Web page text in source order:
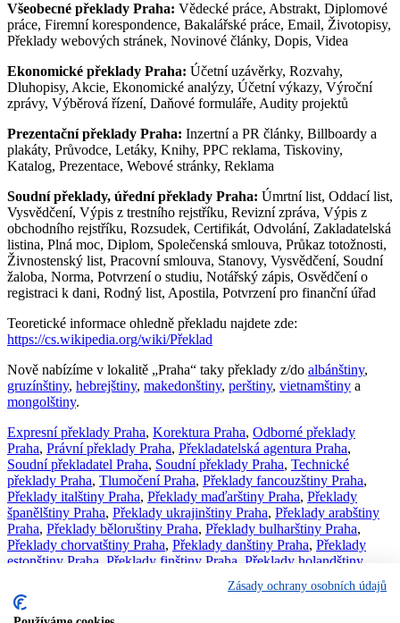
Všeobecné překlady Praha: Vědecké práce, Abstrakt, Diplomové
práce, Firemní korespondence, Bakalářské práce, Email, Životopisy,
Překlady webových stránek, Novinové články, Dopis, Videa
Ekonomické překlady Praha: Účetní uzávěrky, Rozvahy,
Dluhopisy, Akcie, Ekonomické analýzy, Účetní výkazy, Výroční
zprávy, Výběrová řízení, Daňové formuláře, Audity projektů
Prezentační překlady Praha: Inzertní a PR články, Billboardy a
plakáty, Průvodce, Letáky, Knihy, PPC reklama, Tiskoviny,
Katalog, Prezentace, Webové stránky, Reklama
Soudní překlady, úřední překlady Praha: Úmrtní list, Oddací list,
Vysvědčení, Výpis z trestního rejstříku, Revizní zpráva, Výpis z
obchodního rejstříku, Rozsudek, Certifikát, Odvolání, Zakladatelská
listina, Plná moc, Diplom, Společenská smlouva, Průkaz totožnosti,
Živnostenský list, Pracovní smlouva, Stanovy, Vysvědčení, Soudní
žaloba, Norma, Potvrzení o studiu, Notářský zápis, Osvědčení o
registraci k dani, Rodný list, Apostila, Potvrzení pro finanční úřad
Teoretické informace ohledně překladu najdete zde:
https://cs.wikipedia.org/wiki/Překlad
Nově nabízíme v lokalitě „Praha“ taky překlady z/do albánštiny,
gruzínštiny, hebrejštiny, makedonštiny, perštiny, vietnamštiny a
mongolštiny.
Expresní překlady Praha, Korektura Praha, Odborné překlady
Praha, Právní překlady Praha, Překladatelská agentura Praha,
Soudní překladatel Praha, Soudní překlady Praha, Technické
překlady Praha, Tlumočení Praha, Překlady fancouzštiny Praha,
Překlady italštiny Praha, Překlady maďarštiny Praha, Překlady
španělštiny Praha, Překlady ukrajinštiny Praha, Překlady arabštiny
Praha, Překlady běloruštiny Praha, Překlady bulharštiny Praha,
Překlady chorvatštiny Praha, Překlady danštiny Praha, Překlady
estonštiny Praha Překlady finštiny Praha Překlady holandštiny
Překlady lotyštiny Praha
Překlady norštiny Praha,Překlady
portugalštiny Praha
Zásady ochrany osobních údajů